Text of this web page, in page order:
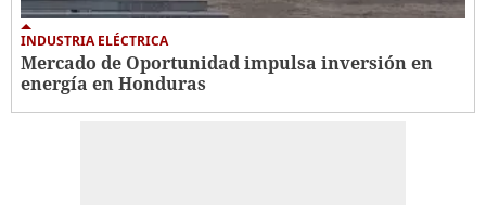
INDUSTRIA ELÉCTRICA
Mercado de Oportunidad impulsa inversión en
energía en Honduras